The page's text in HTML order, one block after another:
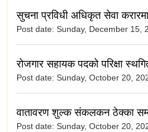
सुचना प्रविधी अधिकृत सेवा
Post date: Sunday, December 15,
रोजगार सहायक पदको परिक्षा
Post date: Sunday, October 20,
वातावरण शुल्क संकलकन ठेक्का
Post date: Sunday, October 20,